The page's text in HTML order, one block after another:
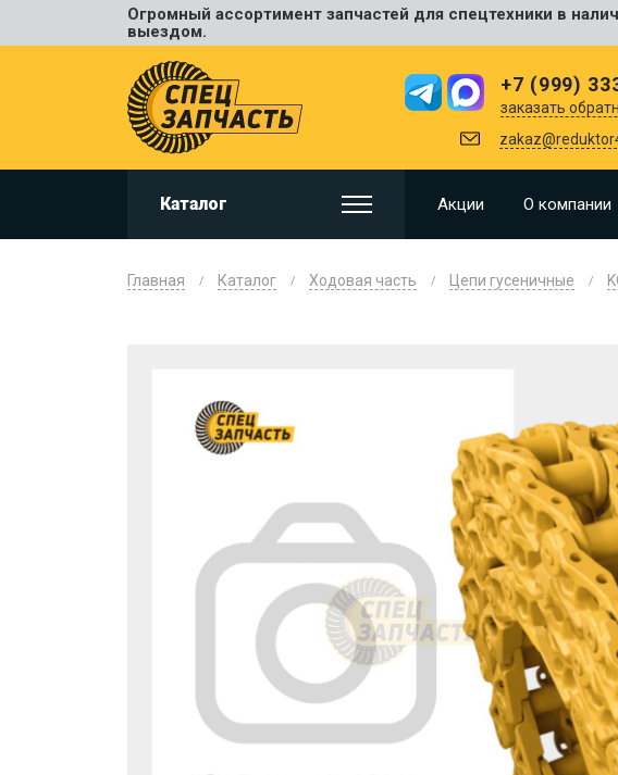
Огромный ассортимент запчастей для спецтехники в
выездом.
+7 (999)
заказать
Каталог Акции О компании
Универсальные
HITACHI
HYUNDAI
VOLVO
CAT
CASE
SUMITOMO
JOHN DEERE
Главная Каталог Ходовая часть Цепи гусеничные